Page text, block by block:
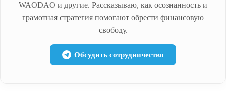
WAODAO и другие. Рассказываю, как осознанность и
грамотная стратегия помогают обрести финансовую
свободу.
Обсудить сотрудничество